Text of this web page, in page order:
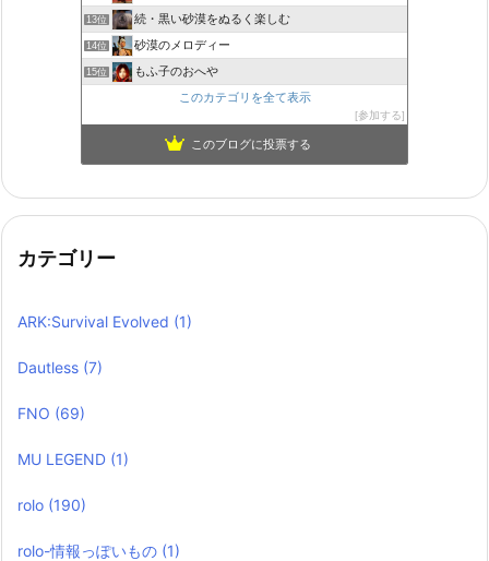
13位 続・黒い砂漠をぬるく楽しむ
14位 砂漠のメロディー
15位
もふ子のおへや
このカテゴリを全て表示
参加する
このブログに投票する
カテゴリー
ARK:Survival Evolved (1)
Dautless (7)
FNO (69)
MU LEGEND (1)
rolo (190)
rolo-情報っぽいもの (1)